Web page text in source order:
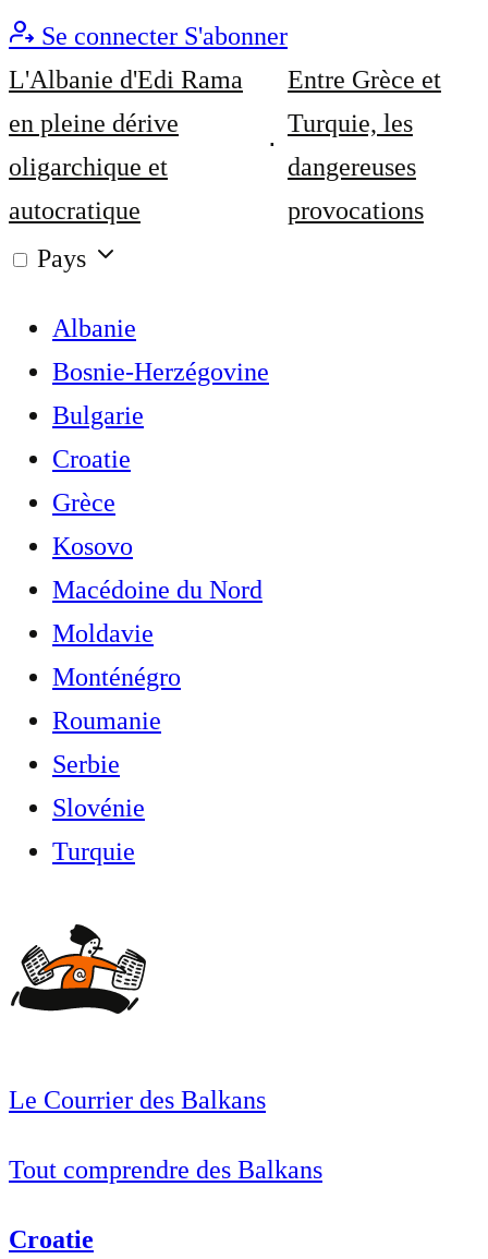
Se connecter S'abonner
L'Albanie d'Edi Rama
en pleine dérive
oligarchique et
autocratique
Entre Grèce et
Turquie, les
dangereuses
provocations
Pays
Albanie
Bosnie-Herzégovine
Bulgarie
Croatie
Grèce
Kosovo
Macédoine du Nord
Moldavie
Monténégro
Roumanie
Serbie
Slovénie
Turquie
Le Courrier des Balkans
Tout comprendre des Balkans
Croatie